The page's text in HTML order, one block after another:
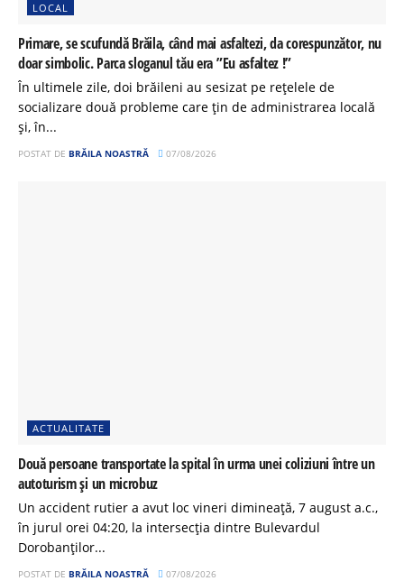
LOCAL
Primare, se scufundă Brăila, când mai asfaltezi, da corespunzător, nu
doar simbolic. Parca sloganul tău era ”Eu asfaltez !”
În ultimele zile, doi brăileni au sesizat pe rețelele de
socializare două probleme care țin de administrarea locală
și, în...
POSTAT DE BRĂILA NOASTRĂ 07/08/2026
ACTUALITATE
Două persoane transportate la spital în urma unei coliziuni între un
autoturism și un microbuz
Un accident rutier a avut loc vineri dimineață, 7 august a.c.,
în jurul orei 04:20, la intersecția dintre Bulevardul
Dorobanților...
POSTAT DE BRĂILA NOASTRĂ 07/08/2026